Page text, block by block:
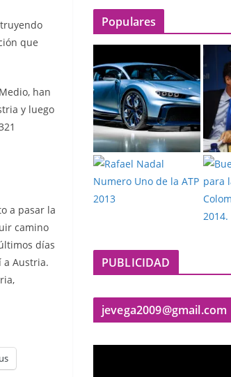
que
han
y luego
a pasar la
camino
días
a Austria.
Populares
PUBLICIDAD
jevega2009@gmail.com